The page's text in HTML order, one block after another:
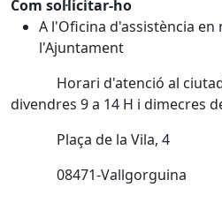
Com sol·licitar-ho
A l'Oficina d'assistència
l'Ajuntament
Horari d'atenció al
divendres 9 a 14 H i dimecres
Plaça de la Vila, 4
08471-Vallgorguina